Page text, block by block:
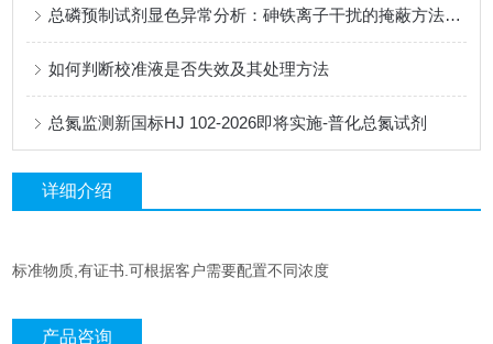
总磷预制试剂显色异常分析：砷铁离子干扰的掩蔽方法与质控样验证
如何判断校准液是否失效及其处理方法
总氮监测新国标HJ 102-2026即将实施-普化总氮试剂
详细介绍
标准物质,有证书.可根据客户需要配置不同浓度
产品咨询